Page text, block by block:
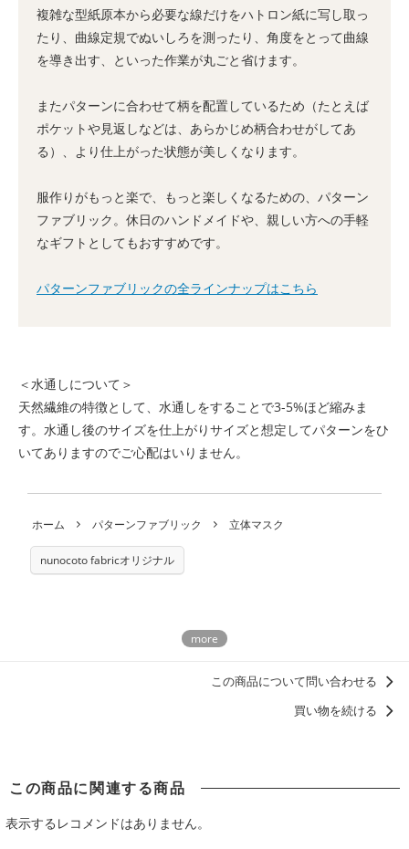
複雑な型紙原本から必要な線だけをハトロン紙に写し取っ
たり、曲線定規でぬいしろを測ったり、角度をとって曲線
を導き出す、といった作業が丸ごと省けます。
またパターンに合わせて柄を配置しているため（たとえば
ポケットや見返しなどは、あらかじめ柄合わせがしてあ
る）、より仕上がった状態が美しくなります。
服作りがもっと楽で、もっと楽しくなるための、パターン
ファブリック。休日のハンドメイドや、親しい方への手軽
なギフトとしてもおすすめです。
パターンファブリックの全ラインナップはこちら
＜水通しについて＞
天然繊維の特徴として、水通しをすることで3-5%ほど縮みま
す。水通し後のサイズを仕上がりサイズと想定してパターンをひ
いてありますのでご心配はいりません。
ホーム パターンファブリック 立体マスク
nunocoto fabricオリジナル
この商品について問い合わせる
買い物を続ける
この商品に関連する商品
表示するレコメンドはありません。